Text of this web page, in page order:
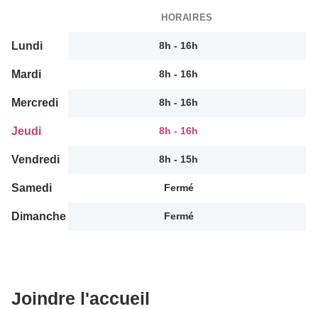
HORAIRES
Lundi 8h - 16h
Mardi 8h - 16h
Mercredi 8h - 16h
Jeudi 8h - 16h
Vendredi 8h - 15h
Samedi Fermé
Dimanche Fermé
Joindre l'accueil